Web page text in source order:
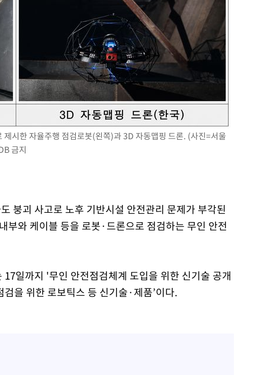
히
바
선
못
응"
병태
시한 자율주행 점검로봇(왼쪽)과 3D 자동맵핑 드론. (사진=서울
금지
붕괴 사고로 노후 기반시설 안전관리 문제가 부각된
부와 케이블 등을 로봇·드론으로 점검하는 무인 안전
일까지 '무인 안전점검체계 도입을 위한 신기술 공개
을 위한 로보틱스 등 신기술·제품’이다.